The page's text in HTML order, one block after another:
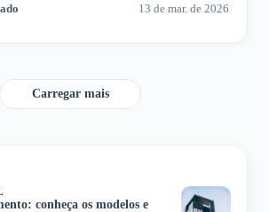
Neste artigo, exploramos como
13 de mar. de 2026
Carregar mais
conheça os modelos e